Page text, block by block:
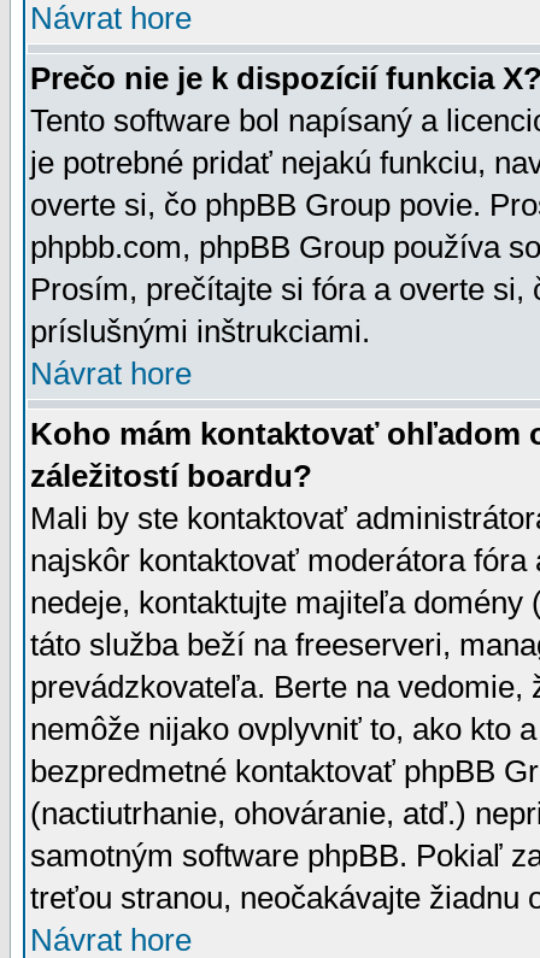
Návrat hore
Prečo nie je k dispozícií funkcia
Tento software bol napísaný a
je potrebné pridať nejakú funkciu,
overte si, čo phpBB Group povie.
phpbb.com, phpBB Group používa
Prosím, prečítajte si fóra a overte
príslušnými inštrukciami.
Návrat hore
Koho mám kontaktovať ohľadom
záležitostí boardu?
Mali by ste kontaktovať
najskôr kontaktovať moderátora
nedeje, kontaktujte majiteľa
táto služba beží na freeserveri,
prevádzkovateľa. Berte na vedomie,
nemôže nijako ovplyvniť to, ako kto
bezpredmetné kontaktovať phpBB
(nactiutrhanie, ohováranie, atď.)
samotným software phpBB. Pokiaľ
treťou stranou, neočakávajte žiadnu
Návrat hore